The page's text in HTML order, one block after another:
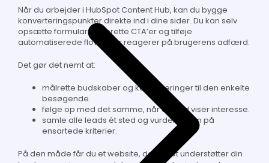
Når du arbejder i HubSpot Content Hub, kan du bygge
konverteringspunkter direkte ind i dine sider. Du kan selv
opsætte formularer, oprette CTA’er og tilføje
automatiserede flows, der reagerer på brugerens adfærd.
Det gør det nemt at:
målrette budskaber og konverteringer til den enkelte
besøgende.
følge op med det samme, når et lead viser interesse.
samle alle leads ét sted og vurdere dem på
ensartede kriterier.
På den måde får du et website, der aktivt understøtter din